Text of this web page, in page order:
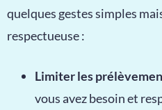
quelques gestes simples
respectueuse :
Limiter les
vous avez besoin et